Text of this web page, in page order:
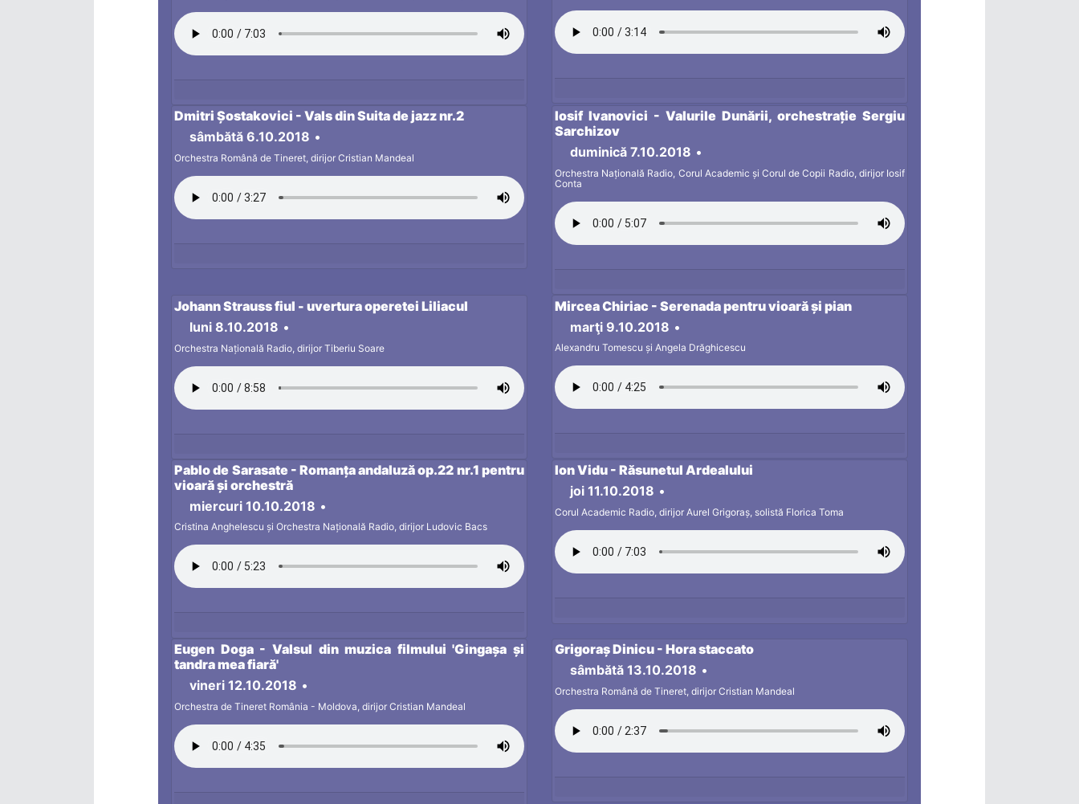
Dmitri Șostakovici - Vals din Suita de jazz nr.2
sâmbătă 6.10.2018 •
Orchestra Română de Tineret, dirijor Cristian Mandeal
Iosif Ivanovici - Valurile Dunării, orchestrație Sergiu
Sarchizov
duminică 7.10.2018 •
Orchestra Națională Radio, Corul Academic și Corul de Copii Radio, dirijor Iosif
Conta
Johann Strauss fiul - uvertura operetei Liliacul
luni 8.10.2018 •
Orchestra Națională Radio, dirijor Tiberiu Soare
Mircea Chiriac - Serenada pentru vioară și pian
marţi 9.10.2018 •
Alexandru Tomescu și Angela Drăghicescu
Pablo de Sarasate - Romanța andaluză op.22 nr.1 pentru
vioară și orchestră
miercuri 10.10.2018 •
Cristina Anghelescu și Orchestra Națională Radio, dirijor Ludovic Bacs
Ion Vidu - Răsunetul Ardealului
joi 11.10.2018 •
Corul Academic Radio, dirijor Aurel Grigoraș, solistă Florica Toma
Eugen Doga - Valsul din muzica filmului 'Gingașa și
tandra mea fiară'
vineri 12.10.2018 •
Orchestra de Tineret România - Moldova, dirijor Cristian Mandeal
Grigoraș Dinicu - Hora staccato
sâmbătă 13.10.2018 •
Orchestra Română de Tineret, dirijor Cristian Mandeal